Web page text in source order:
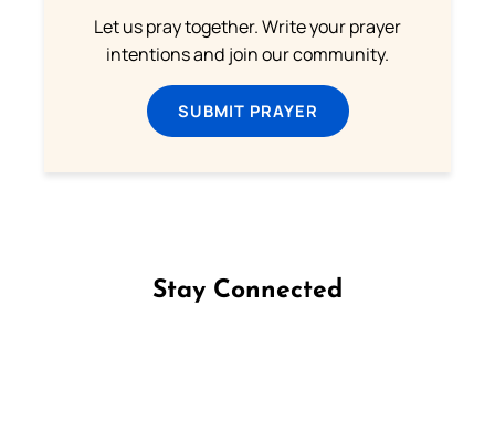
Let us pray together. Write your prayer
intentions and join our community.
SUBMIT PRAYER
Stay Connected